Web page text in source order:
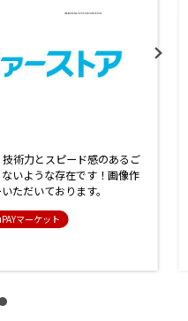
術力とスピード感のあるご
いような存在です！画像作
ただいております。
マーケット